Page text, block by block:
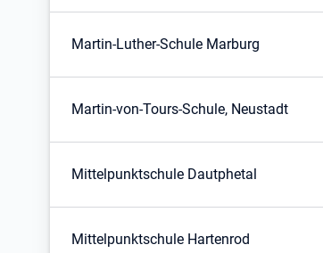
Martin-Luther-Schule Marburg
Martin-von-Tours-Schule, Neustadt
Mittelpunktschule Dautphetal
Mittelpunktschule Hartenrod